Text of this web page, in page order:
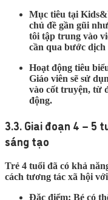
Mục tiêu tại
chủ đề gần gũi
tôi tập trung vào
cần qua bước
Hoạt động tiêu
Giáo viên sẽ sử
vào cốt truyện, từ
động.
3.3. Giai đoạn 4 – 5
sáng tạo
Trẻ 4 tuổi đã có khả
cách tương tác xã hội
Đặc điểm: Bé có